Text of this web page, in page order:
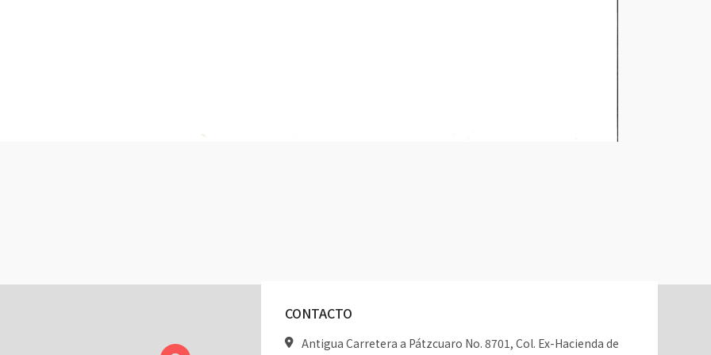
CONTACTO
Antigua Carretera a Pátzcuaro No. 8701, Col. Ex-Hacienda de